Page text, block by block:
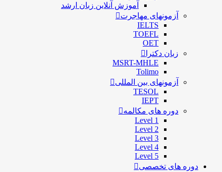
آموزش آنلاین زبان ارشد
آزمونهای مهاجرت
IELTS
TOEFL
OET
زبان دکترا
MSRT-MHLE
Tolimo
آزمونهای بین المللی
TESOL
IEPT
دوره های مکالمه
Level 1
Level 2
Level 3
Level 4
Level 5
دوره های تخصصی